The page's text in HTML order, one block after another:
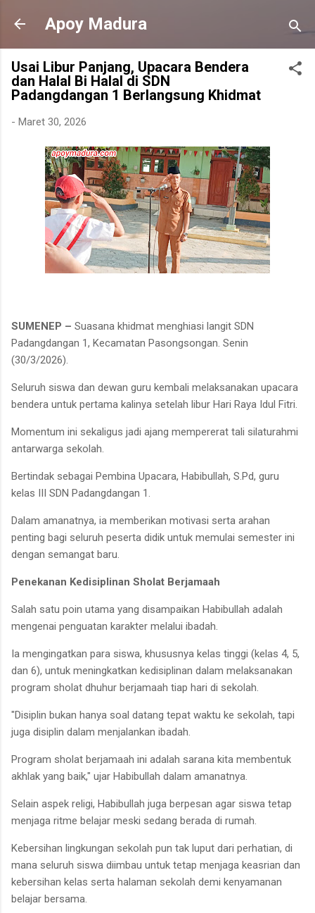
Langsung ke konten utama
Apoy Madura
Usai Libur Panjang, Upacara Bendera
dan Halal Bi Halal di SDN
Padangdangan 1 Berlangsung Khidmat
- Maret 30, 2026
SUMENEP – Suasana khidmat menghiasi langit SDN
Padangdangan 1, Kecamatan Pasongsongan. Senin
(30/3/2026).
Seluruh siswa dan dewan guru kembali melaksanakan upacara
bendera untuk pertama kalinya setelah libur Hari Raya Idul Fitri.
Momentum ini sekaligus jadi ajang mempererat tali silaturahmi
antarwarga sekolah.
Bertindak sebagai Pembina Upacara, Habibullah, S.Pd, guru
kelas III SDN Padangdangan 1.
Dalam amanatnya, ia memberikan motivasi serta arahan
penting bagi seluruh peserta didik untuk memulai semester ini
dengan semangat baru.
Penekanan Kedisiplinan Sholat Berjamaah
Salah satu poin utama yang disampaikan Habibullah adalah
mengenai penguatan karakter melalui ibadah.
Ia mengingatkan para siswa, khususnya kelas tinggi (kelas 4, 5,
dan 6), untuk meningkatkan kedisiplinan dalam melaksanakan
program sholat dhuhur berjamaah tiap hari di sekolah.
"Disiplin bukan hanya soal datang tepat waktu ke sekolah, tapi
juga disiplin dalam menjalankan ibadah.
Program sholat berjamaah ini adalah sarana kita membentuk
akhlak yang baik," ujar Habibullah dalam amanatnya.
Selain aspek religi, Habibullah juga berpesan agar siswa tetap
menjaga ritme belajar meski sedang berada di rumah.
Kebersihan lingkungan sekolah pun tak luput dari perhatian, di
mana seluruh siswa diimbau untuk tetap menjaga keasrian dan
kebersihan kelas serta halaman sekolah demi kenyamanan
belajar bersama.